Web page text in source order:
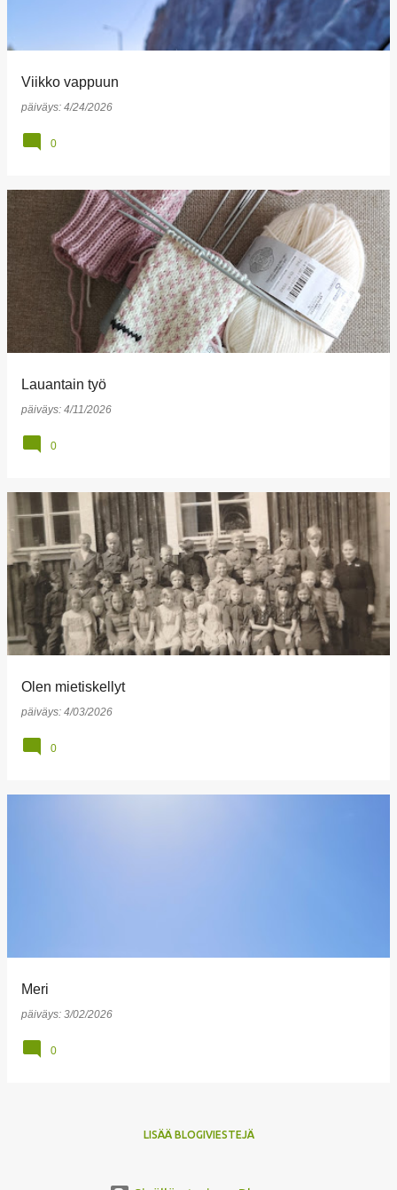
Viikko vappuun
päiväys: 4/24/2026
0
Lauantain työ
päiväys: 4/11/2026
0
Olen mietiskellyt
päiväys: 4/03/2026
0
Meri
päiväys: 3/02/2026
0
LISÄÄ BLOGIVIESTEJÄ